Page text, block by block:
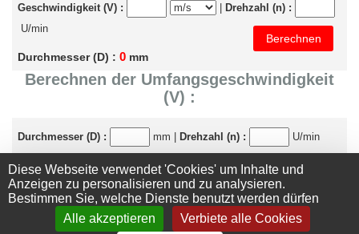
Diese Webseite verwendet 'Cookies' um Inhalte und
Anzeigen zu personalisieren und zu analysieren.
Bestimmen Sie, welche Dienste benutzt werden dürfen
Alle akzeptieren
Verbiete alle Cookies
Geschwindigkeit (V) : |
Drehzahl (n) :
U/min
Durchmesser (D) : 0 mm
Berechnen der Umfangsgeschwindigkeit
(V) :
Durchmesser (D) : mm | Drehzahl (n) : U/min
Geschwindigkeit (V) :0m/s |0m/min